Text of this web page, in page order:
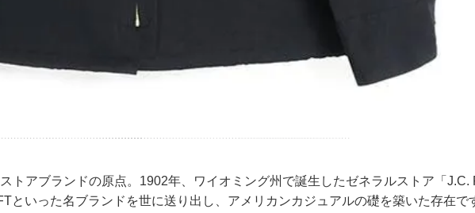
トアブランドの原点。1902年、ワイオミング州で誕生したゼネラルストア「J.C.
といった名ブランドを世に送り出し、アメリカンカジュアルの礎を築いた存在で